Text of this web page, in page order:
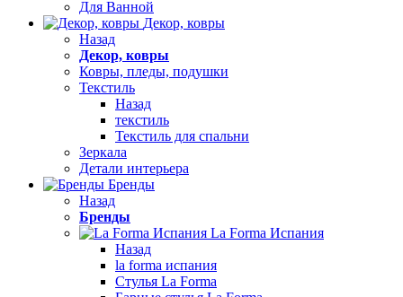
Для Ванной
Декор, ковры
Назад
Декор, ковры
Ковры, пледы, подушки
Текстиль
Назад
текстиль
Текстиль для спальни
Зеркала
Детали интерьера
Бренды
Назад
Бренды
La Forma Испания
Назад
la forma испания
Стулья La Forma